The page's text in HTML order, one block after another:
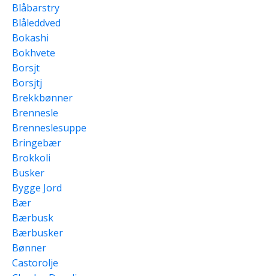
Blåbarstry
Blåleddved
Bokashi
Bokhvete
Borsjt
Borsjtj
Brekkbønner
Brennesle
Brenneslesuppe
Bringebær
Brokkoli
Busker
Bygge Jord
Bær
Bærbusk
Bærbusker
Bønner
Castorolje